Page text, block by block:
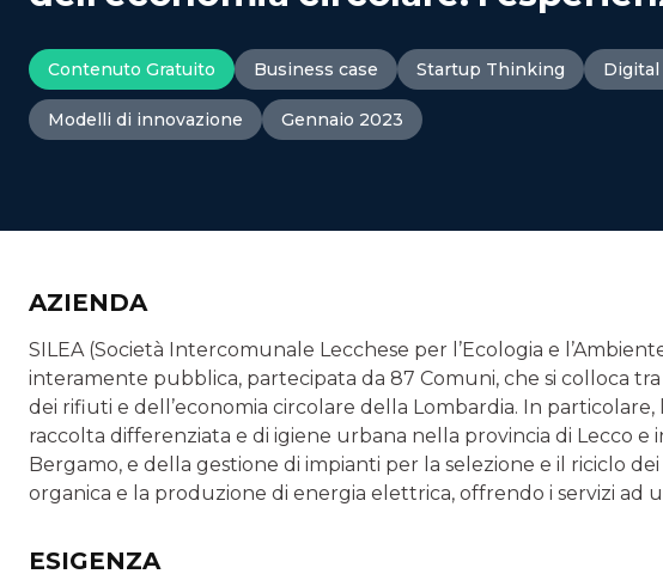
Contenuto Gratuito Business case Startup Thinking
Modelli di innovazione Gennaio 2023
AZIENDA
SILEA (Società Intercomunale Lecchese per l’Ecologia e
interamente pubblica, partecipata da 87 Comuni, che si colloca
dei rifiuti e dell’economia circolare della Lombardia. In particolare,
raccolta differenziata e di igiene urbana nella provincia di Lecco
Bergamo, e della gestione di impianti per la selezione e il riciclo
organica e la produzione di energia elettrica, offrendo i servizi ad
ESIGENZA